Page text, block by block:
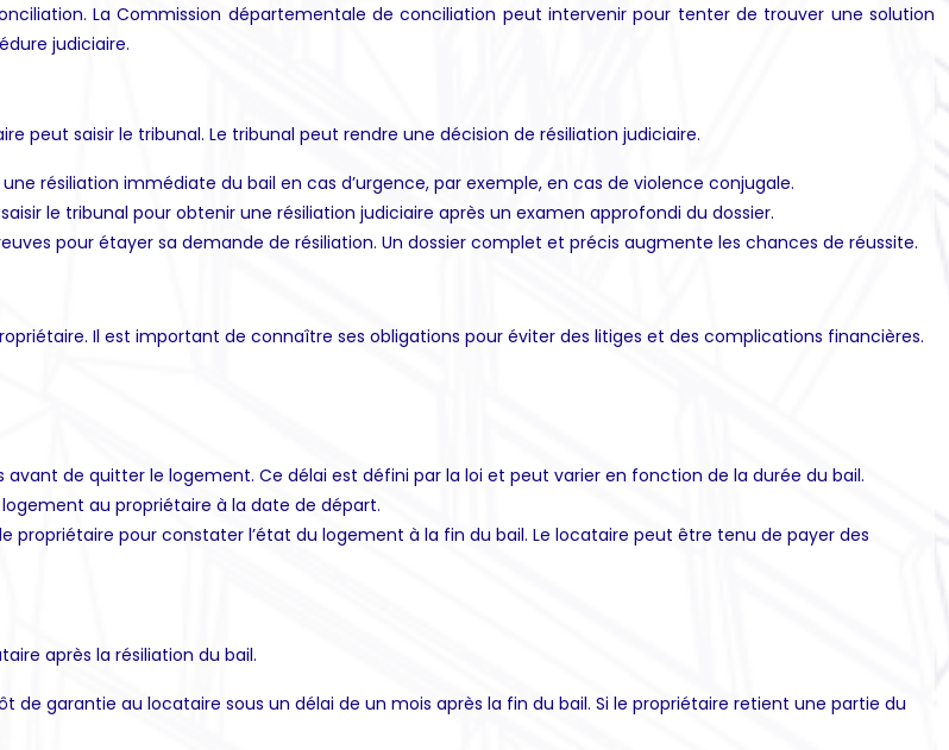
La Commission départementale de conciliation peut intervenir pour tenter de trouver une solution
judiciaire.
peut saisir le tribunal. Le tribunal peut rendre une décision de résiliation judiciaire.
résiliation immédiate du bail en cas d’urgence, par exemple, en cas de violence conjugale.
le tribunal pour obtenir une résiliation judiciaire après un examen approfondi du dossier.
pour étayer sa demande de résiliation. Un dossier complet et précis augmente les chances de réussite.
Il est important de connaître ses obligations pour éviter des litiges et des complications financières.
de quitter le logement. Ce délai est défini par la loi et peut varier en fonction de la durée du bail.
au propriétaire à la date de départ.
pour constater l’état du logement à la fin du bail. Le locataire peut être tenu de payer des
après la résiliation du bail.
de garantie au locataire sous un délai de un mois après la fin du bail. Si le propriétaire retient une partie du